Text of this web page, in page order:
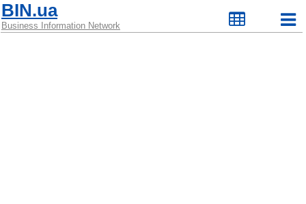
BIN.ua
Business Information Network